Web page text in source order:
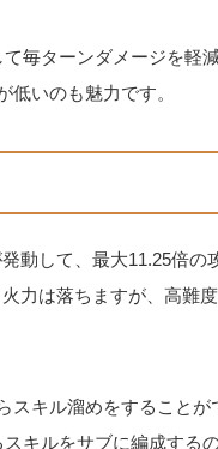
毎ターンダメージを軽
いのも魅力です。
動して、最大11.25倍の
力は落ちますが、高難
スキル溜めをすることが
キルをサブに編成する